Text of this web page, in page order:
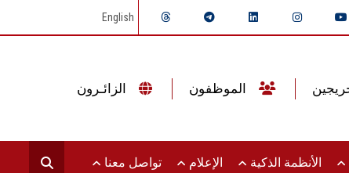
English
الأنظمة الذكية الإعلام تواصل معنا